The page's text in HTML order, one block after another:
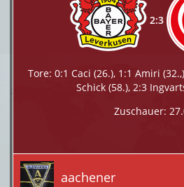
2:3
Tore: 0:1 Caci (26.), 1:1 Amiri
Schick (58.), 2:3
Zuschauer:
aachener